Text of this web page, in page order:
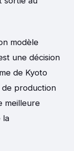
modèle
une décision
de Kyoto
production
meilleure
la